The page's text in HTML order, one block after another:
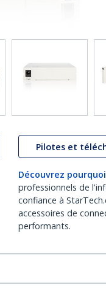
Pilotes et
Découvrez pourquoi
professionnels de
confiance à
accessoires de
performants.